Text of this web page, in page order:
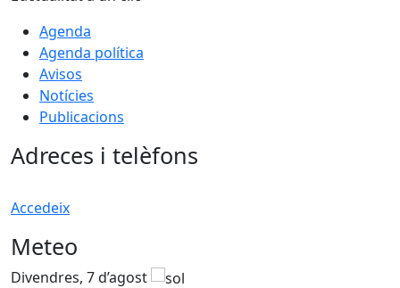
Agenda
Agenda política
Avisos
Notícies
Publicacions
Adreces i telèfons
Accedeix
Meteo
Divendres, 7 d’agost